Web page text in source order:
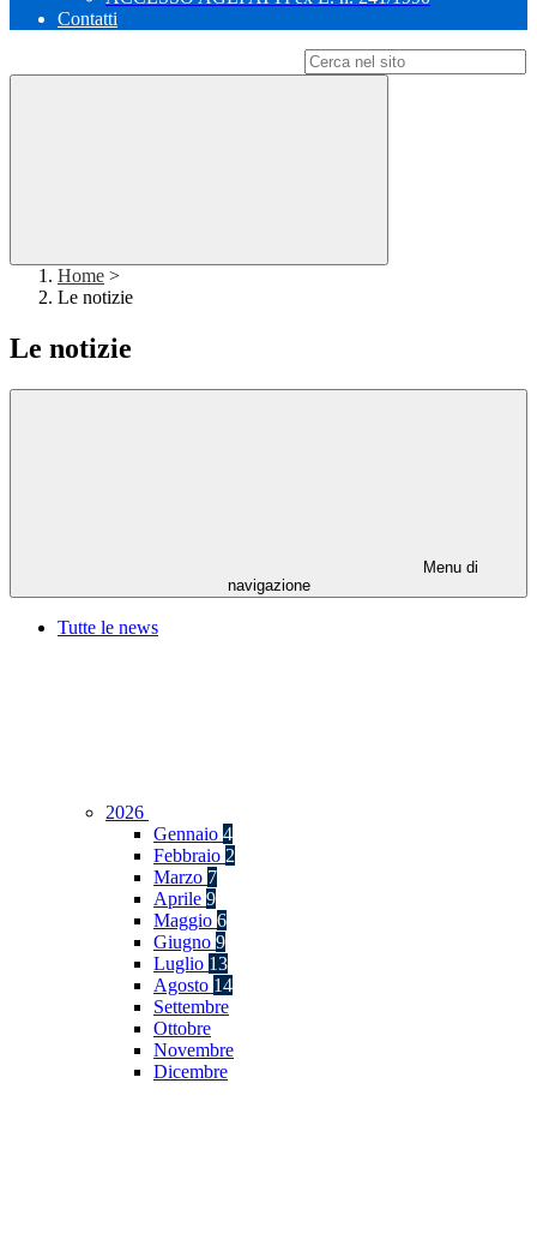
Contatti
Home >
Le notizie
Le notizie
Menu di
navigazione
Tutte le news
2026
Gennaio 4
Febbraio 2
Marzo 7
Aprile 9
Maggio 6
Giugno 9
Luglio 13
Agosto 14
Settembre
Ottobre
Novembre
Dicembre